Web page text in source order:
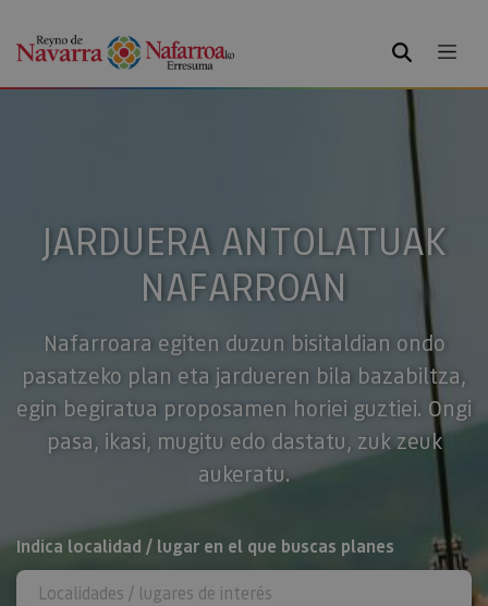
BILATU
JARDUERA ANTOLATUAK
NAFARROAN
Nafarroara egiten duzun bisitaldian ondo
pasatzeko plan eta jardueren bila bazabiltza,
egin begiratua proposamen horiei guztiei. Ongi
pasa, ikasi, mugitu edo dastatu, zuk zeuk
aukeratu.
BILATU
Indica localidad / lugar en el que buscas planes